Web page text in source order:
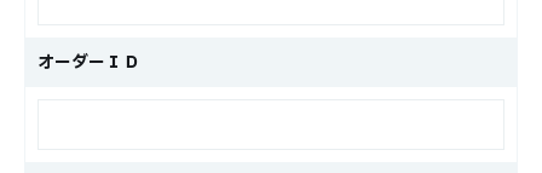
オーダーＩＤ